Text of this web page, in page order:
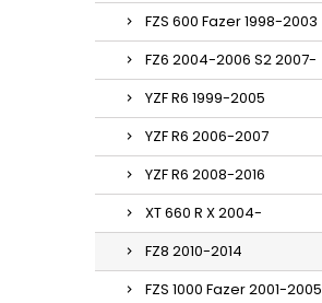
FZS 600 Fazer 1998-2003
FZ6 2004-2006 S2 2007-
YZF R6 1999-2005
YZF R6 2006-2007
YZF R6 2008-2016
XT 660 R X 2004-
FZ8 2010-2014
FZS 1000 Fazer 2001-2005